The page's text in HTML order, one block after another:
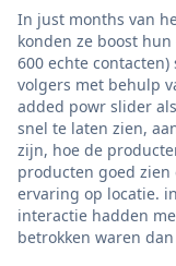
In just months van
konden ze boost
600 echte
volgers met behulp
added powr slider
snel te laten zien,
zijn, hoe de
producten goed
ervaring op locatie.
interactie hadden
betrokken waren